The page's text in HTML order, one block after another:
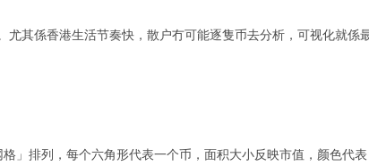
其係香港生活节奏快，散户冇可能逐隻币去分析，可视化就係
」排列，每个六角形代表一个币，面积大小反映市值，颜色代表